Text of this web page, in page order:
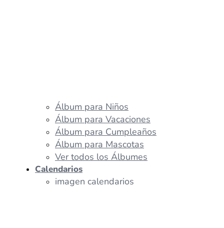
Álbum para Niños
Álbum para Vacaciones
Álbum para Cumpleaños
Álbum para Mascotas
Ver todos los Álbumes
Calendarios
imagen calendarios